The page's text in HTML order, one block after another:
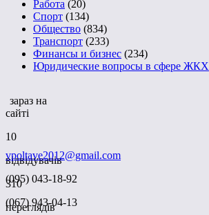
Работа (20)
Спорт (134)
Общество (834)
Транспорт (233)
Финансы и бизнес (234)
Юридические вопросы в сфере ЖКХ
зараз на
сайті
10
відвідувачів
310
переглядів
vpoltave2012@gmail.com
(095) 043-18-92
(067) 943-04-13